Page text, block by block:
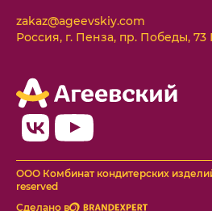
zakaz@ageevskiy.com
Россия, г. Пенза, пр. Победы, 73
ООО Комбинат кондитерских
reserved
Сделано в